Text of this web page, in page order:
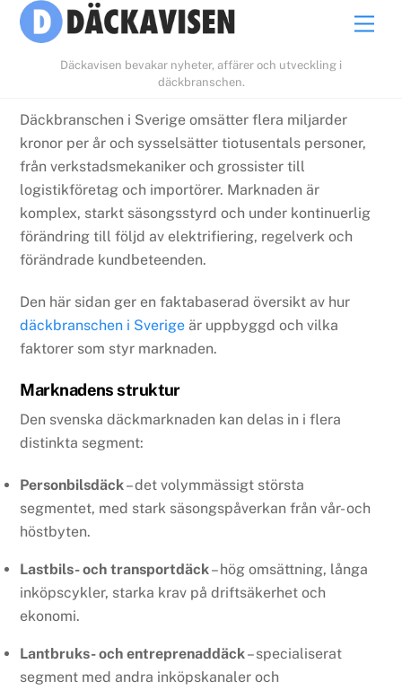
Skip
Däckavisen bevakar nyheter, affärer och utveckling i
däckbranschen.
Däckbranschen i Sverige omsätter flera miljarder
kronor per år och sysselsätter tiotusentals personer,
från verkstadsmekaniker och grossister till
logistikföretag och importörer. Marknaden är
komplex, starkt säsongsstyrd och under kontinuerlig
förändring till följd av elektrifiering, regelverk och
förändrade kundbeteenden.
Den här sidan ger en faktabaserad översikt av hur
däckbranschen i Sverige är uppbyggd och vilka
faktorer som styr marknaden.
Marknadens struktur
Den svenska däckmarknaden kan delas in i flera
distinkta segment:
Personbilsdäck– det volymmässigt största
segmentet, med stark säsongspåverkan från vår- och
höstbyten.
Lastbils- och transportdäck– hög omsättning, långa
inköpscykler, starka krav på driftsäkerhet och
ekonomi.
Lantbruks- och entreprenaddäck– specialiserat
segment med andra inköpskanaler och